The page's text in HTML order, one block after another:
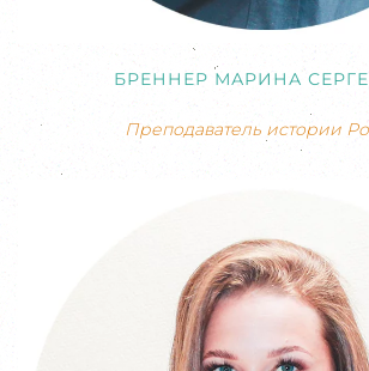
БРЕННЕР МАРИНА
Преподаватель истории